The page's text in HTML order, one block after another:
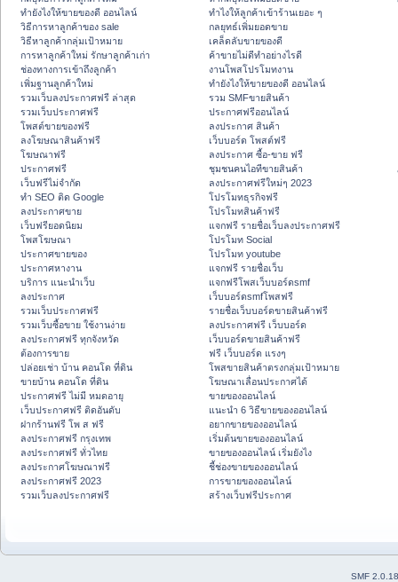
ทํายังไงให้ขายของดี ออนไลน์
วิธีการหาลูกค้าของ sale
วิธีหาลูกค้ากลุ่มเป้าหมาย
การหาลูกค้าใหม่ รักษาลูกค้าเก่า
ช่องทางการเข้าถึงลูกค้า
เพิ่มฐานลูกค้าใหม่
รวมเว็บลงประกาศฟรี ล่าสุด
รวมเว็บประกาศฟรี
โพสต์ขายของฟรี
ลงโฆษณาสินค้าฟรี
โฆษณาฟรี
ประกาศฟรี
เว็บฟรีไม่จำกัด
ทำ SEO ติด Google
ลงประกาศขาย
เว็บฟรียอดนิยม
โพสโฆษณา
ประกาศขายของ
ประกาศหางาน
บริการ แนะนำเว็บ
ลงประกาศ
รวมเว็บประกาศฟรี
รวมเว็บซื้อขาย ใช้งานง่าย
ลงประกาศฟรี ทุกจังหวัด
ต้องการขาย
ปล่อยเช่า บ้าน คอนโด ที่ดิน
ขายบ้าน คอนโด ที่ดิน
ประกาศฟรี ไม่มี หมดอายุ
เว็บประกาศฟรี ติดอันดับ
ฝากร้านฟรี โพ ส ฟรี
ลงประกาศฟรี กรุงเทพ
ลงประกาศฟรี ทั่วไทย
ลงประกาศโฆษณาฟรี
ลงประกาศฟรี 2023
รวมเว็บลงประกาศฟรี
ทําไงให้ลูกค้าเข้าร้านเยอะ ๆ
กลยุทธ์เพิ่มยอดขาย
เคล็ดลับขายของดี
ค้าขายไม่ดีทำอย่างไรดี
งานโพสโปรโมทงาน
ทํายังไงให้ขายของดี ออนไลน์
รวม SMFขายสินค้า
ประกาศฟรีออนไลน์
ลงประกาศ สินค้า
เว็บบอร์ด โพสต์ฟรี
ลงประกาศ ซื้อ-ขาย ฟรี
ชุมชนคนไอทีขายสินค้า
ลงประกาศฟรีใหม่ๆ 2023
โปรโมทธุรกิจฟรี
โปรโมทสินค้าฟรี
แจกฟรี รายชื่อเว็บลงประกาศฟรี
โปรโมท Social
โปรโมท youtube
แจกฟรี รายชื่อเว็บ
แจกฟรีโพสเว็บบอร์ดsmf
เว็บบอร์ดsmfโพสฟรี
รายชื่อเว็บบอร์ดขายสินค้าฟรี
ลงประกาศฟรี เว็บบอร์ด
เว็บบอร์ดขายสินค้าฟรี
ฟรี เว็บบอร์ด แรงๆ
โพสขายสินค้าตรงกลุ่มเป้าหมาย
โฆษณาเลื่อนประกาศได้
ขายของออนไลน์
แนะนำ 6 วิธีขายของออนไลน์
อยากขายของออนไลน์
เริ่มต้นขายของออนไลน์
ขายของออนไลน์ เริ่มยังไง
ชี้ช่องขายของออนไลน์
การขายของออนไลน์
สร้างเว็บฟรีประกาศ
SMF 2.0.18